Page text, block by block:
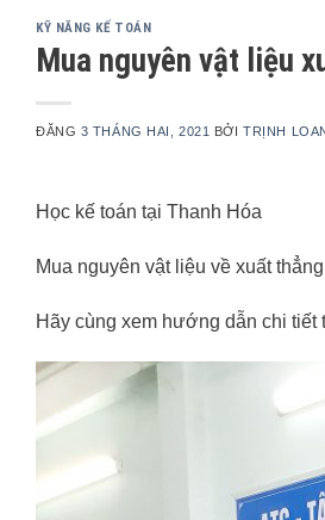
KỸ NĂNG KẾ TOÁN
Mua nguyên vật liệu
ĐĂNG 3 THÁNG HAI, 2021 BỞITRỊNH
Học kế toán tại Thanh Hóa
Mua nguyên vật liệu về xuất
Hãy cùng xem hướng dẫn chi tiết